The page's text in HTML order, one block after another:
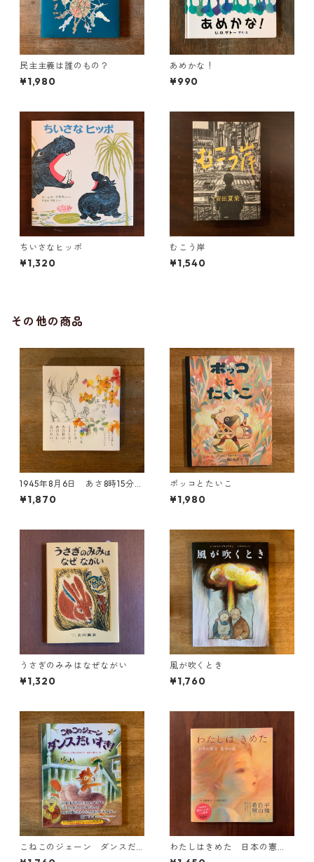
民主主義は誰のもの？
¥1,980
あめかな！
¥990
ちいさなヒッポ
¥1,320
むこう岸
¥1,540
その他の商品
1945年8月6日 あさ8時15分、
わたしは
¥1,870
ポッコとたいこ
¥1,980
うさぎのみみはなぜながい
¥1,320
風が吹くとき
¥1,760
こねこのジェーン ダンスだ
いすき
わたしはきめた 日本の憲
法 最初の話